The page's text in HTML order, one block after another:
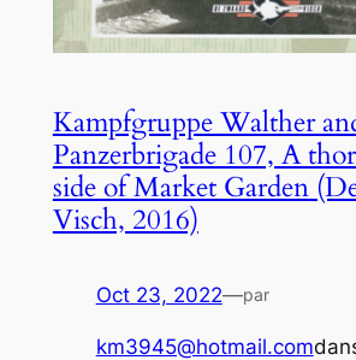
Kampfgruppe Walther
Panzerbrigade 107, A
side of Market Garden
Visch, 2016)
Oct 23, 2022—par
km3945@hotmail.com